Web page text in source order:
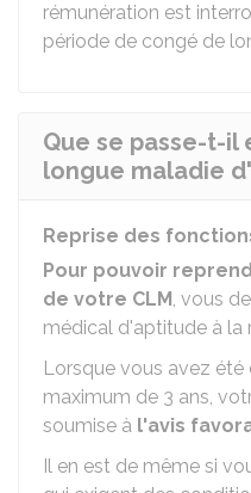
rémunération est
période de congé de
Que se passe-t-il
longue maladie
Reprise des
Pour pouvoir
de votre CLM, vous
médical d'aptitude à la
Lorsque vous avez
maximum de 3 ans,
soumise à l'avis
Il en est de même si